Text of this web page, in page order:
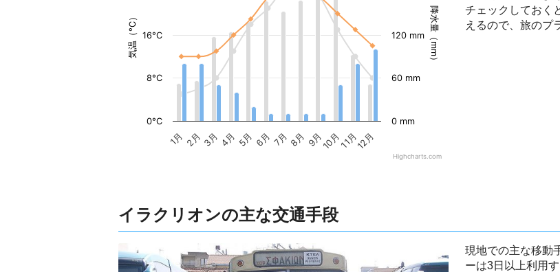
気温（°C） 降水量（mm）
1月 2月 3月 4月 5月 6月 7月 8月 9月10月11月12月
0°C
8°C
16°C
0 mm
60 mm
120 mm
Highcharts.com
チェックしておく
えるので、旅のプ
イラクリオンの主な交通手段
現地での主な移動
ーは3日以上利用